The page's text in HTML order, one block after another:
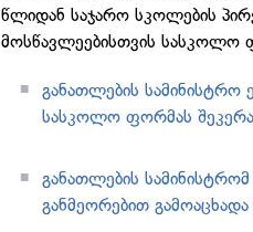
წლიდან საჯარო სკოლების
მოსწავლეებისთვის სასკოლო
განათლების სამინისტრო
სასკოლო ფორმას
განათლების
განმეორებით გამოაცხადა